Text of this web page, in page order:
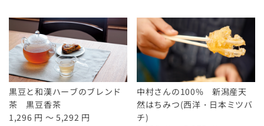
黒豆と和漢ハーブのブレンド
茶 黒豆香茶
1,296 円 ～ 5,292 円
中村さんの100% 新潟産天
然はちみつ(西洋・日本ミツバ
チ)